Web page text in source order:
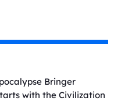
Bringer
with the Civilization